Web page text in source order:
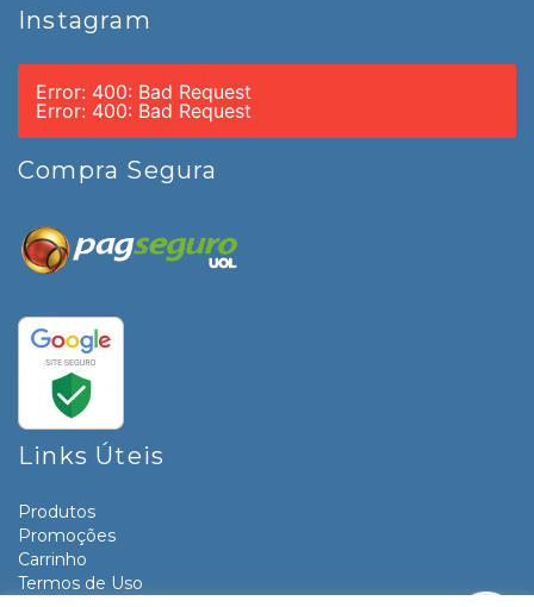
Instagram
Error: 400: Bad Request
Error: 400: Bad Request
Compra Segura
Links Úteis
Produtos
Promoções
Carrinho
Termos de Uso